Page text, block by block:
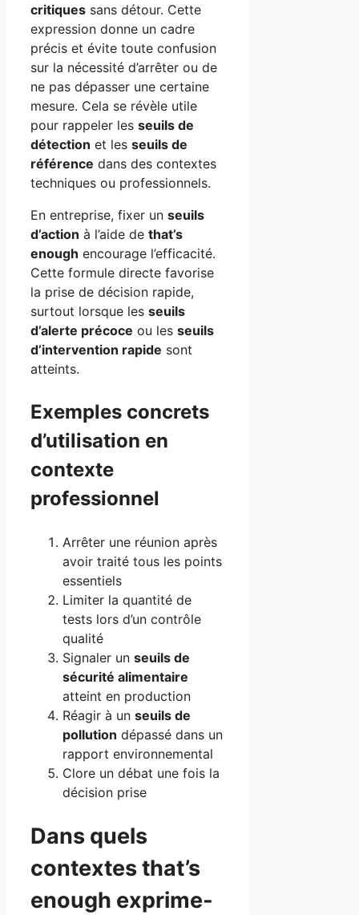
critiques sans détour. Cette
expression donne un cadre
précis et évite toute confusion
sur la nécessité d’arrêter ou de
ne pas dépasser une certaine
mesure. Cela se révèle utile
pour rappeler les seuils de
détection et les seuils de
référence dans des contextes
techniques ou professionnels.
En entreprise, fixer un seuils
d’action à l’aide de that’s
enough encourage l’efficacité.
Cette formule directe favorise
la prise de décision rapide,
surtout lorsque les seuils
d’alerte précoce ou les seuils
d’intervention rapide sont
atteints.
Exemples concrets
d’utilisation en
contexte
professionnel
Arrêter une réunion après
avoir traité tous les points
essentiels
Limiter la quantité de
tests lors d’un contrôle
qualité
Signaler un seuils de
sécurité alimentaire
atteint en production
Réagir à un seuils de
pollution dépassé dans un
rapport environnemental
Clore un débat une fois la
décision prise
Dans quels
contextes that’s
enough exprime-